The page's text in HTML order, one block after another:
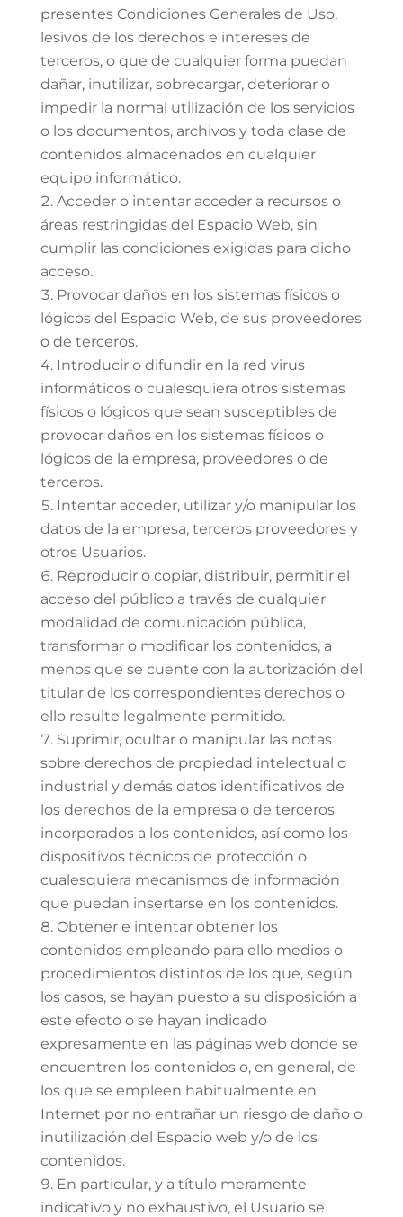
presentes Condiciones Generales de Uso,
lesivos de los derechos e intereses de
terceros, o que de cualquier forma puedan
dañar, inutilizar, sobrecargar, deteriorar o
impedir la normal utilización de los servicios
o los documentos, archivos y toda clase de
contenidos almacenados en cualquier
equipo informático.
Acceder o intentar acceder a recursos o
áreas restringidas del Espacio Web, sin
cumplir las condiciones exigidas para dicho
acceso.
Provocar daños en los sistemas físicos o
lógicos del Espacio Web, de sus proveedores
o de terceros.
Introducir o difundir en la red virus
informáticos o cualesquiera otros sistemas
físicos o lógicos que sean susceptibles de
provocar daños en los sistemas físicos o
lógicos de la empresa, proveedores o de
terceros.
Intentar acceder, utilizar y/o manipular los
datos de la empresa, terceros proveedores y
otros Usuarios.
Reproducir o copiar, distribuir, permitir el
acceso del público a través de cualquier
modalidad de comunicación pública,
transformar o modificar los contenidos, a
menos que se cuente con la autorización del
titular de los correspondientes derechos o
ello resulte legalmente permitido.
Suprimir, ocultar o manipular las notas
sobre derechos de propiedad intelectual o
industrial y demás datos identificativos de
los derechos de la empresa o de terceros
incorporados a los contenidos, así como los
dispositivos técnicos de protección o
cualesquiera mecanismos de información
que puedan insertarse en los contenidos.
Obtener e intentar obtener los
contenidos empleando para ello medios o
procedimientos distintos de los que, según
los casos, se hayan puesto a su disposición a
este efecto o se hayan indicado
expresamente en las páginas web donde se
encuentren los contenidos o, en general, de
los que se empleen habitualmente en
Internet por no entrañar un riesgo de daño o
inutilización del Espacio web y/o de los
contenidos.
En particular, y a título meramente
indicativo y no exhaustivo, el Usuario se